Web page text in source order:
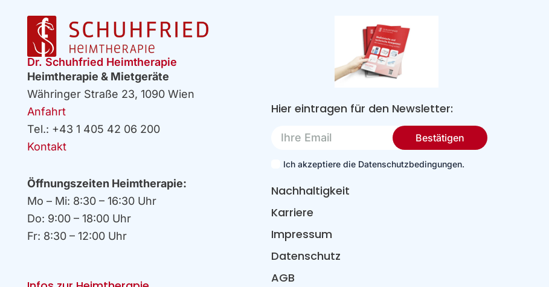
Dr. Schuhfried Heimtherapie
Heimtherapie & Mietgeräte
Währinger Straße 23, 1090 Wien
Anfahrt
Tel.: +43 1 405 42 06 200
Kontakt
Öffnungszeiten Heimtherapie:
Mo – Mi: 8:30 – 16:30 Uhr
Do: 9:00 – 18:00 Uhr
Fr: 8:30 – 12:00 Uhr
Hier eintragen für den Newsletter:
Email
Ich akzeptiere die Datenschutzbedingungen.
Bestätigen
Nachhaltigkeit
Karriere
Impressum
Datenschutz
AGB